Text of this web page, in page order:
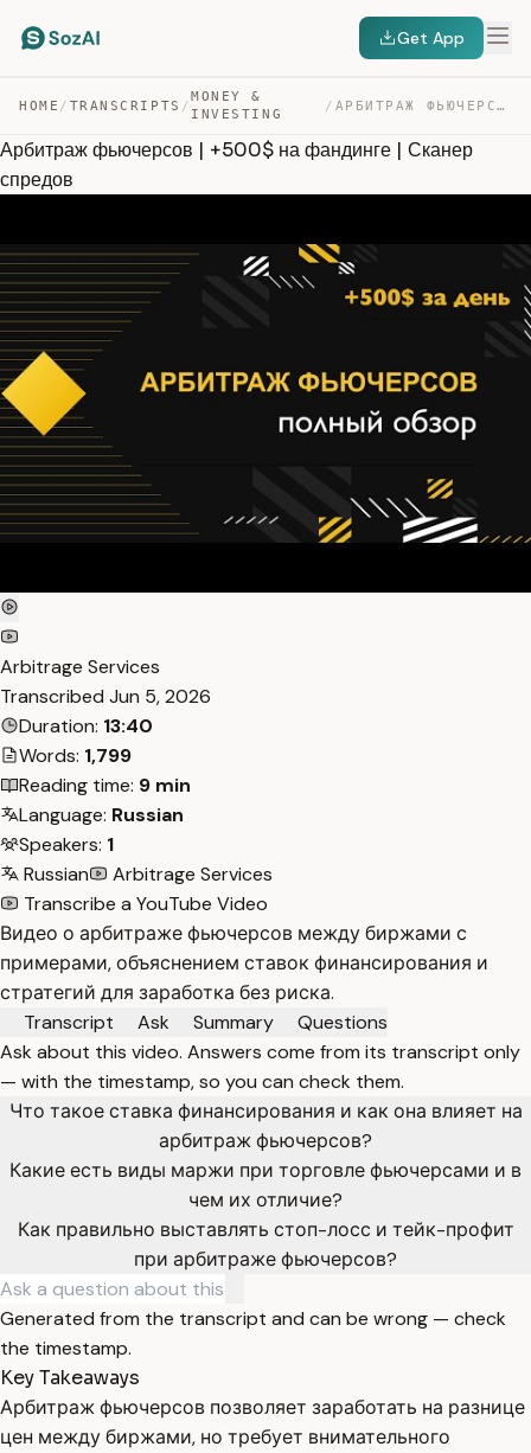
Get App
HOME / TRANSCRIPTS /
MONEY &
INVESTING
/ АРБИТРАЖ ФЬЮЧЕРСОВ | +500$ НА ФАНДИНГЕ | СКАНЕР СПРЕДОВ — TRANSCRIPT
Арбитраж фьючерсов | +500$ на фандинге | Сканер
спредов
Arbitrage Services
Transcribed Jun 5, 2026
Duration: 13:40
Words: 1,799
Reading time: 9 min
Language: Russian
Speakers: 1
Russian
Arbitrage Services
Transcribe a YouTube Video
Видео о арбитраже фьючерсов между биржами с
примерами, объяснением ставок финансирования и
стратегий для заработка без риска.
Transcript
Ask Summary
Questions
Ask about this video. Answers come from its transcript only
— with the timestamp, so you can check them.
Что такое ставка финансирования и как она влияет на
арбитраж фьючерсов?
Какие есть виды маржи при торговле фьючерсами и в
чем их отличие?
Как правильно выставлять стоп-лосс и тейк-профит
при арбитраже фьючерсов?
Generated from the transcript and can be wrong — check
the timestamp.
Key Takeaways
Арбитраж фьючерсов позволяет заработать на разнице
цен между биржами, но требует внимательного